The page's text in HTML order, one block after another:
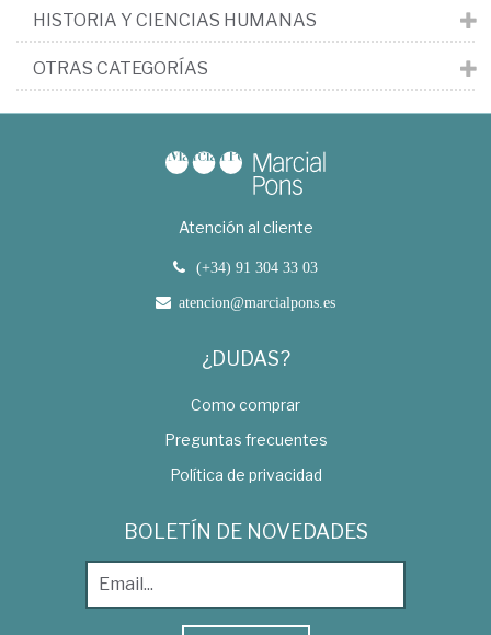
HISTORIA Y CIENCIAS HUMANAS
OTRAS CATEGORÍAS
Atención al cliente
(+34) 91 304 33 03
atencion@marcialpons.es
¿DUDAS?
Como comprar
Preguntas frecuentes
Política de privacidad
BOLETÍN DE NOVEDADES